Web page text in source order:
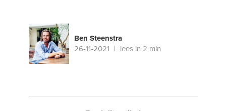
Ben Steenstra
26-11-2021
lees in 2 min